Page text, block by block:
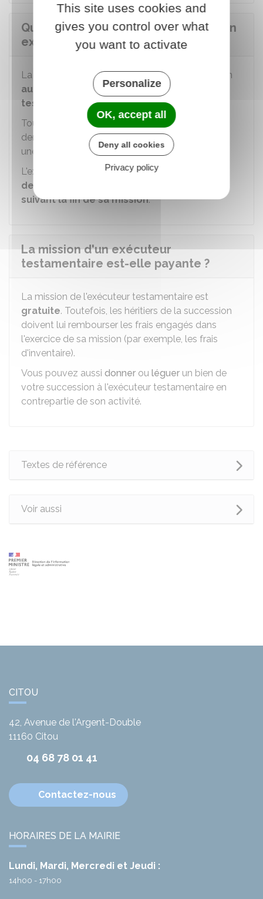
Quelle est la durée de la mission d'un
exécuteur testamentaire ?
La mission de l'exécuteur testamentaire prend fin
au plus tard 2 ans après l'ouverture du
testament
Toutefois, l'exécuteur testamentaire peut
demander au juge de prolonger sa mission pour
une durée maximum d'1 an.
L'exécuteur testamentaire doitrendre compte
de son activité
suivant la fin de sa mission.
La mission d'un exécuteur
testamentaire est-elle payante ?
La mission de l'exécuteur testamentaire est
gratuite. Toutefois, les héritiers de la succession
doivent lui rembourser les frais engagés dans
l'exercice de sa mission (par exemple, les frais
d'inventaire).
Vous pouvez aussi donner ou léguer un bien de
votre succession à l'exécuteur testamentaire en
contrepartie de son activité.
Textes de référence
Voir aussi
CITOU
42, Avenue de l'Argent-Double
11160 Citou
04 68 78 01 41
Contactez-nous
HORAIRES DE LA MAIRIE
Lundi, Mardi, Mercredi et Jeudi :
14h00 - 17h00
This site uses cookies and
gives you control over what
you want to activate
Personalize
OK, accept all
Deny all cookies
Privacy policy